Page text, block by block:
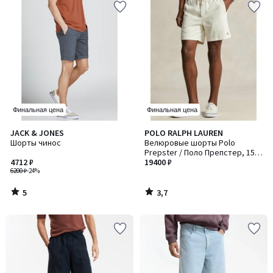
Финальная цена
JACK & JONES
Шорты чинос
6200 ₽-24%
4712 ₽
5
/
5
/
Финальная цена
POLO RALPH LAUREN
Велюровые шорты Polo
Prepster / Поло Препстер, 15,2
см
19400 ₽
3,7
/ 5
3,7
/